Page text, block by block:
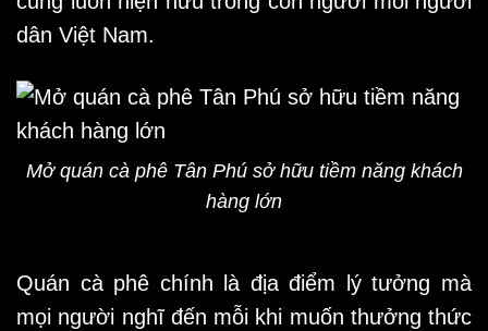
dân Việt Nam.
Mở quán cà phê Tân Phú sở hữu tiềm năng khách
hàng lớn
Quán cà phê chính là địa điểm lý tưởng mà
mọi người nghĩ đến mỗi khi muốn thưởng thức